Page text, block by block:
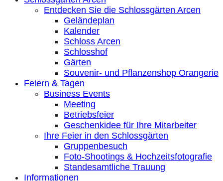
Entdecken Sie die Schlossgärten Arcen
Geländeplan
Kalender
Schloss Arcen
Schlosshof
Gärten
Souvenir- und Pflanzenshop Orangerie
Feiern & Tagen
Business Events
Meeting
Betriebsfeier
Geschenkidee für Ihre Mitarbeiter
Ihre Feier in den Schlossgärten
Gruppenbesuch
Foto-Shootings & Hochzeitsfotografie
Standesamtliche Trauung
Informationen